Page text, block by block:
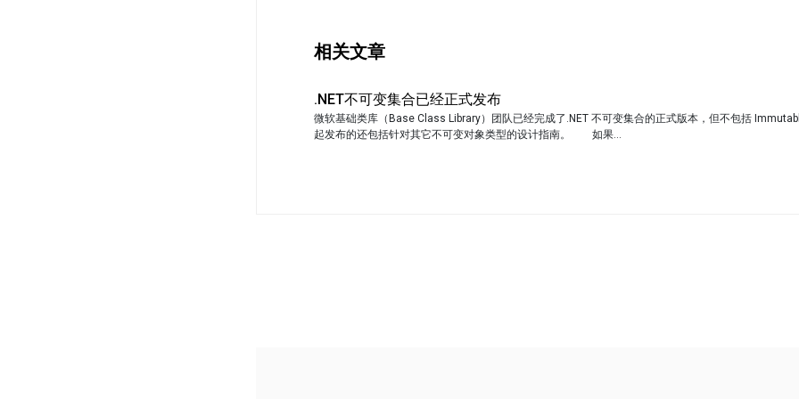
相关文章
.NET不可变集合已经正式发布
微软基础类库（Base Class Library）团队已经完成了.NET 不可变集合的正式版本，但不包括
起发布的还包括针对其它不可变对象类型的设计指南。 如果...